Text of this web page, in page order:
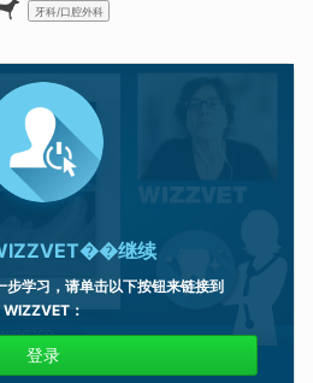
牙科/口腔外科
继续
步学习，请单击以下按钮来链接到
WIZZVET：
登录